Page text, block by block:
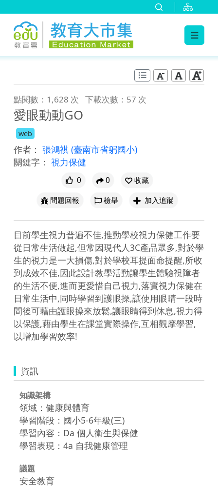
點閱數：1,628 次 下載次數：57 次
愛眼動動GO
web
作者： 張鴻祺 (臺南市省躬國小)
關鍵字： 視力保健
0 0
收藏
問題回報
檢舉 加入追蹤
目前學生視力普遍不佳,推動學校視力保健工作要
從日常生活做起,但常因現代人3C產品眾多,對於學
生的視力是一大損傷,對於學校耳提面命提醒,所收
到成效不佳,因此設計教學活動讓學生體驗視障者
的生活不便,進而更愛惜自己視力,落實視力保健在
日常生活中,同時學習到護眼操,讓使用眼睛一段時
間後可藉由護眼操來放鬆,讓眼睛得到休息,視力得
以保護,藉由學生在課堂實際操作,互相觀摩學習,
以增加學習效率!
資訊
知識架構
領域：健康與體育
學習階段：國小5-6年級(三)
學習內容：Da 個人衛生與保健
學習表現：4a 自我健康管理
議題
安全教育